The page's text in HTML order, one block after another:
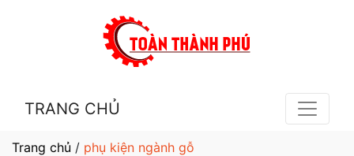
TRANG CHỦ
Trang chủ / phụ kiện ngành gỗ